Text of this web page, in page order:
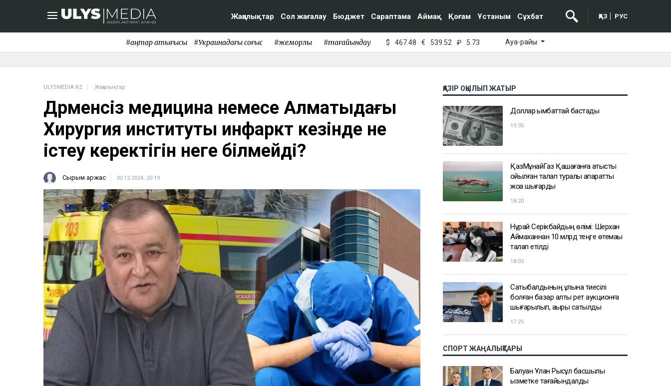
Жаңалықтар Сол жағалау Бюджет Сараптама Аймақ Қоғам Ұстаным Сұхбат ҚАЗ РУС
#қаңтар қақтығысы #Украинадағы соғыс #жемқорлық #тағайындау $ 467.48 € 539.52 ₽ 5.73 Ауа-райы
ULYSMEDIA.KZ Жаңалықтар
Дәрменсіз медицина немесе Алматыдағы
Хирургия институты инфаркт кезінде не
істеу керектігін неге білмейді?
Сырым Қаржас 30.12.2024, 20:19
ҚАЗІР ОҚЫЛЫП ЖАТЫР
Доллар қымбаттай бастады
19:35
ҚазМұнайГаз Қашағанға қатысты
қойылған талап туралы ақпаратты
жоққа шығарды
18:20
Нұрай Серікбайдың өлімі: Шерхан
Аймаханнан 10 млрд теңге өтемақы
талап етілді
18:03
Сатыбалдының ұлына тиесілі
болған базар алты рет аукционға
шығарылып, ақыры сатылды
17:25
СПОРТ ЖАҢАЛЫҚТАРЫ
Балуан Ұлан Рысқұл басшылық
қызметке тағайындалды